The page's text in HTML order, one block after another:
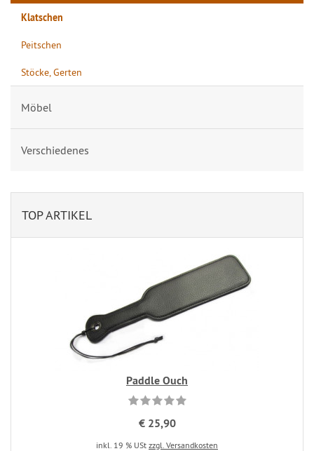
Klatschen
Peitschen
Stöcke, Gerten
Möbel
Verschiedenes
TOP ARTIKEL
Paddle Ouch
€ 25,90
inkl. 19 % USt zzgl. Versandkosten